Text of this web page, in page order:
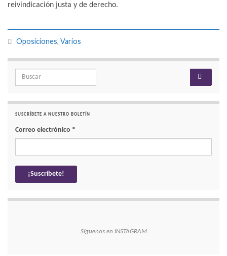
reivindicación justa y de derecho.
Oposiciones, Varios
Search for:
SUSCRÍBETE A NUESTRO BOLETÍN
Correo electrónico *
Síguenos en INSTAGRAM